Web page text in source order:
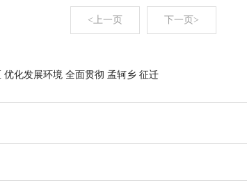
<上一页 下一页>
优化发展环境 全面贯彻 孟轲乡 征迁